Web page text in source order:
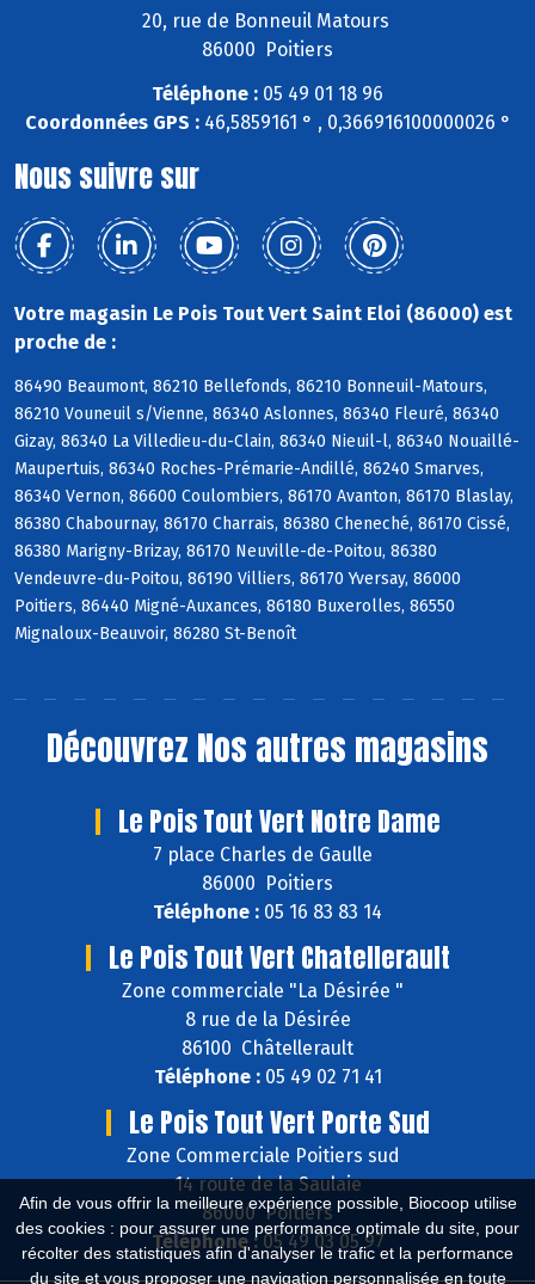
Afin de vous offrir la meilleure expérience possible, Biocoop utilise
des cookies : pour assurer une performance optimale du site, pour
récolter des statistiques afin d'analyser le trafic et la performance
du site et vous proposer une navigation personnalisée en toute
20, rue de Bonneuil Matours
86000 Poitiers
Téléphone : 05 49 01 18 96
Coordonnées GPS :46,5859161 ° , 0,366916100000026 °
Nous suivre sur
Votre magasin Le Pois Tout Vert Saint Eloi (86000) est
proche de :
86490 Beaumont, 86210 Bellefonds, 86210 Bonneuil-Matours,
86210 Vouneuil s/Vienne, 86340 Aslonnes, 86340 Fleuré, 86340
Gizay, 86340 La Villedieu-du-Clain, 86340 Nieuil-l, 86340 Nouaillé-
Maupertuis, 86340 Roches-Prémarie-Andillé, 86240 Smarves,
86340 Vernon, 86600 Coulombiers, 86170 Avanton, 86170 Blaslay,
86380 Chabournay, 86170 Charrais, 86380 Cheneché, 86170 Cissé,
86380 Marigny-Brizay, 86170 Neuville-de-Poitou, 86380
Vendeuvre-du-Poitou, 86190 Villiers, 86170 Yversay, 86000
Poitiers, 86440 Migné-Auxances, 86180 Buxerolles, 86550
Mignaloux-Beauvoir, 86280 St-Benoît
Découvrez Nos autres magasins
Le Pois Tout Vert Notre Dame
7 place Charles de Gaulle
86000 Poitiers
Téléphone : 05 16 83 83 14
Le Pois Tout Vert Chatellerault
Zone commerciale "La Désirée "
8 rue de la Désirée
86100 Châtellerault
Téléphone :05 49 02 71 41
Le Pois Tout Vert Porte Sud
Zone Commerciale Poitiers sud
14 route de la Saulaie
86000 Poitiers
Téléphone :05 49 03 05 97